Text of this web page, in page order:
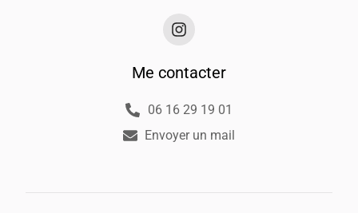
Me contacter
06 16 29 19 01
Envoyer un mail